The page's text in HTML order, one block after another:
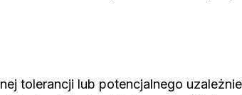
tolerancji lub potencjalnego